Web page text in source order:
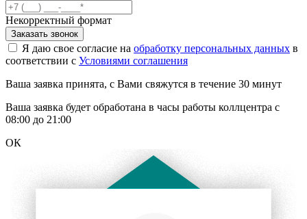
Некорректный формат
Заказать звонок
Я даю свое согласие на обработку персональных данных в
соответствии с Условиями соглашения
Ваша заявка принята, с Вами свяжутся в течение 30 минут
Ваша заявка будет обработана в часы работы коллцентра с
08:00 до 21:00
ОК